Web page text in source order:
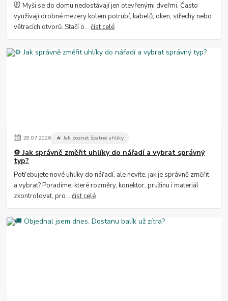
🐭 Myši se do domu nedostávají jen otevřenými dveřmi. Často
využívají drobné mezery kolem potrubí, kabelů, oken, střechy nebo
větracích otvorů. Stačí o...číst celé
28.07.2026 🔥 Jak poznat špatné uhlíky
⚙️ Jak správně změřit uhlíky do nářadí a vybrat správný
typ?
Potřebujete nové uhlíky do nářadí, ale nevíte, jak je správně změřit
a vybrat? Poradíme, které rozměry, konektor, pružinu i materiál
zkontrolovat, pro...číst celé